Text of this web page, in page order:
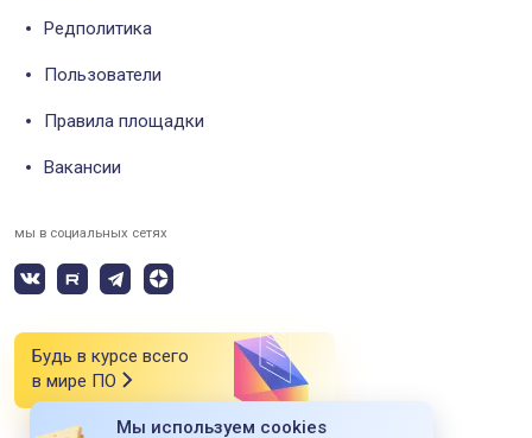
Редполитика
Пользователи
Правила площадки
Вакансии
мы в социальных сетях
Будь в курсе всего
в мире ПО
Мы используем cookies